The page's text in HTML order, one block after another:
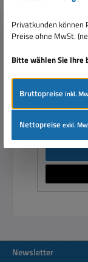
Newsletter
Privatkunden können
Preise ohne MwSt.
Bitte wählen Sie Ihre
Bruttopreiseinkl.
Nettopreiseexkl.